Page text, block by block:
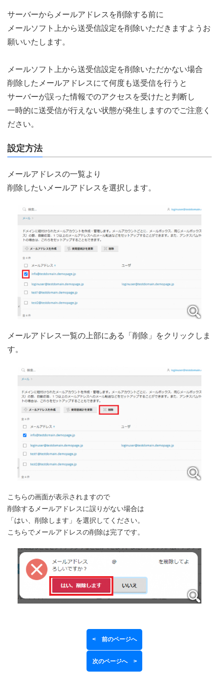
サーバーからメールアドレスを削除する前に
メールソフト上から送受信設定を削除いただきますようお
願いいたします。
メールソフト上から送受信設定を削除いただかない場合
削除したメールアドレスにて何度も送受信を行うと
サーバーが誤った情報でのアクセスを受けたと判断し
一時的に送受信が行えない状態が発生しますのでご注意く
ださい。
設定方法
メールアドレスの一覧より
削除したいメールアドレスを選択します。
メールアドレス一覧の上部にある「削除」をクリックしま
す。
こちらの画面が表示されますので
削除するメールアドレスに誤りがない場合は
「はい、削除します」を選択してください。
こちらでメールアドレスの削除は完了です。
< 前のページへ
次のページへ >